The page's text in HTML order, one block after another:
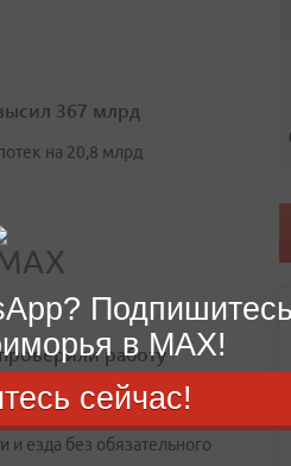
367 млрд
на 20,8 млрд
работу
— отсутствие прав,
езда без обязательного
в MAX!
сейчас!